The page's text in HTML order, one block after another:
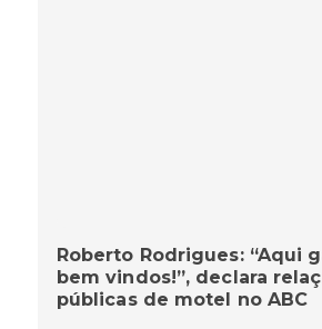
Roberto Rodrigues: “Aqui
bem vindos!”, declara
públicas de motel no ABC